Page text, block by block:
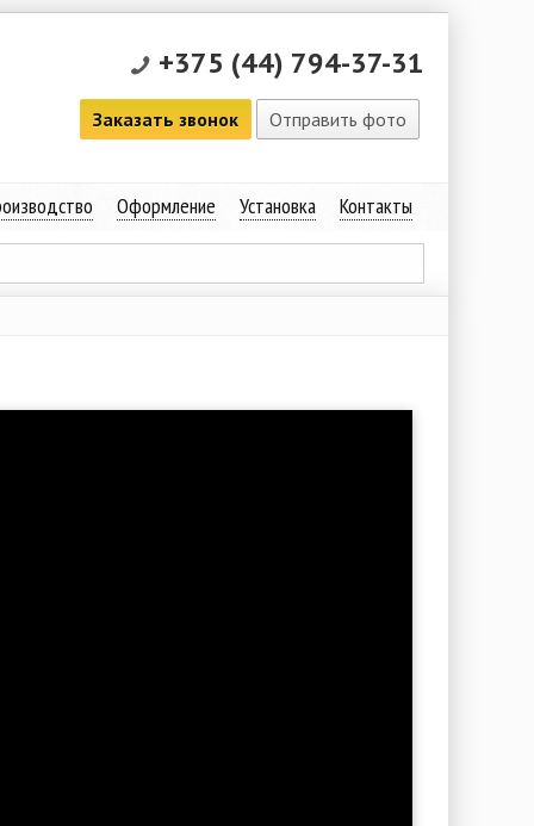
+375 (44) 794-37-31
Заказать звонок Отправить фото
Оформление Установка Контакты